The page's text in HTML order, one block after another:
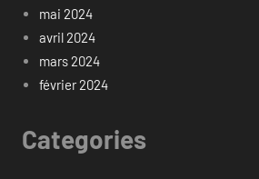
mai 2024
avril 2024
mars 2024
février 2024
Categories